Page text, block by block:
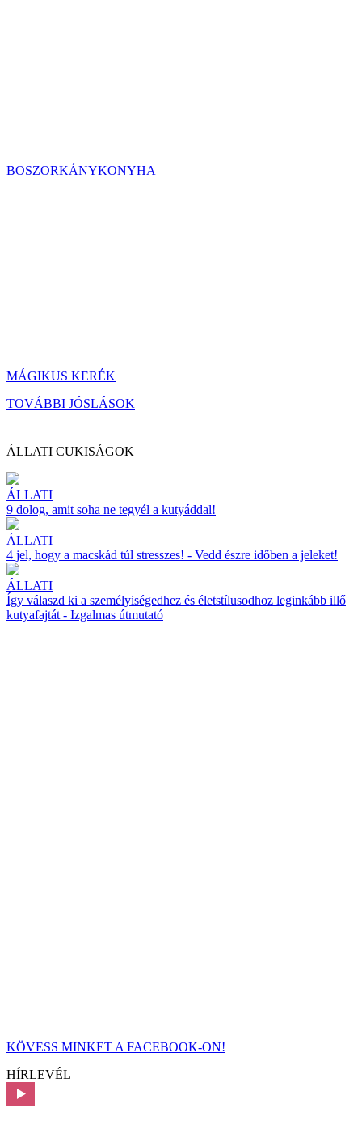
BOSZORKÁNYKONYHA
MÁGIKUS KERÉK
TOVÁBBI JÓSLÁSOK
ÁLLATI CUKISÁGOK
ÁLLATI
9 dolog, amit soha ne tegyél a kutyáddal!
ÁLLATI
4 jel, hogy a macskád túl stresszes! - Vedd észre időben a jeleket!
ÁLLATI
Így válaszd ki a személyiségedhez és életstílusodhoz leginkább illő
kutyafajtát - Izgalmas útmutató
KÖVESS MINKET A FACEBOOK-ON!
HÍRLEVÉL